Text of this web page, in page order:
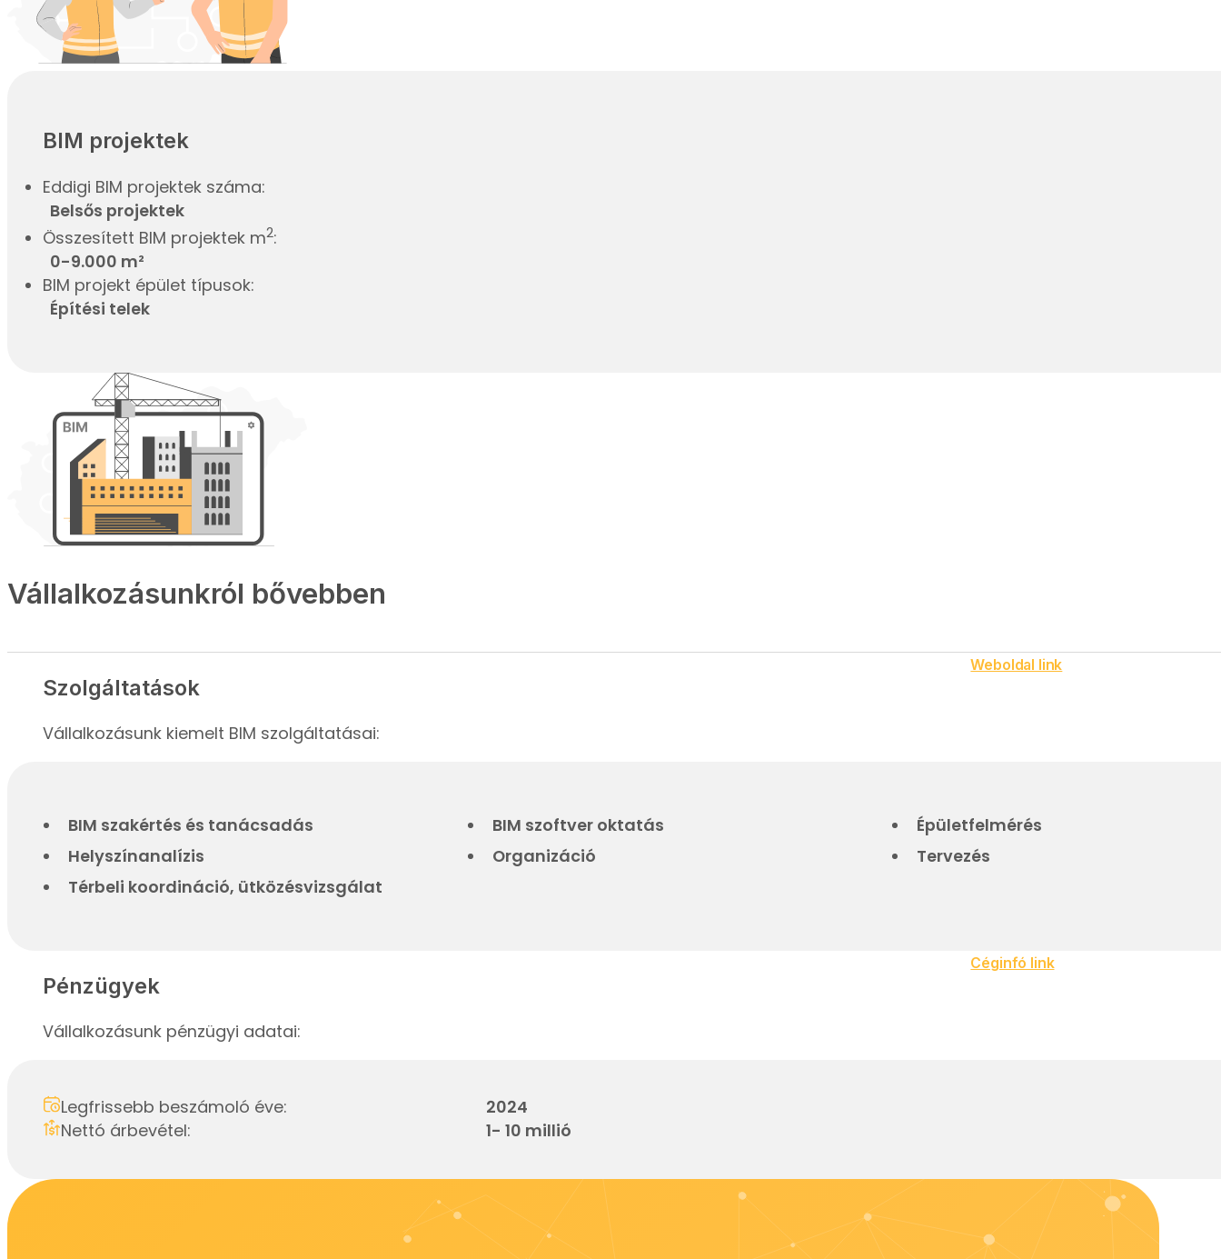
BIM projektek
Eddigi BIM projektek száma:
Belsős projektek
Összesített BIM projektek m2:
0-9.000 m²
BIM projekt épület típusok:
Építési telek
Vállalkozásunkról bővebben
Szolgáltatások
Vállalkozásunk kiemelt BIM szolgáltatásai:
Weboldal link
BIM szakértés és tanácsadás BIM szoftver oktatás
Épületfelmérés
Helyszínanalízis
Organizáció
Tervezés
Térbeli koordináció, ütközésvizsgálat
Pénzügyek
Vállalkozásunk pénzügyi adatai:
Céginfó link
Legfrissebb beszámoló éve:
2024
Nettó árbevétel:
1- 10 millió